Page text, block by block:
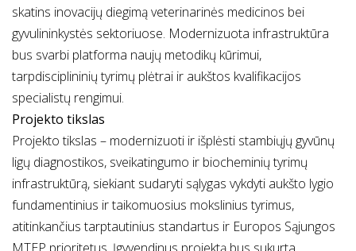
skatins inovacijų diegimą veterinarinės medicinos bei
gyvulininkystės sektoriuose. Modernizuota infrastruktūra
bus svarbi platforma naujų metodikų kūrimui,
tarpdisciplininių tyrimų plėtrai ir aukštos kvalifikacijos
specialistų rengimui.
Projekto tikslas
Projekto tikslas – modernizuoti ir išplėsti stambiųjų gyvūnų
ligų diagnostikos, sveikatingumo ir biocheminių tyrimų
infrastruktūrą, siekiant sudaryti sąlygas vykdyti aukšto lygio
fundamentinius ir taikomuosius mokslinius tyrimus,
atitinkančius tarptautinius standartus ir Europos Sąjungos